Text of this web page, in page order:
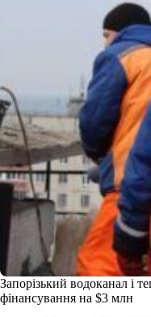
Запорізький водоканал і
фінансування на $3 млн